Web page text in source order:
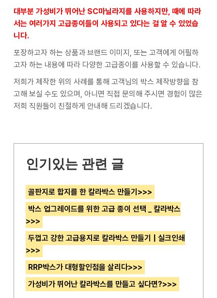
대부분 가성비가 뛰어난 SC마닐라지를 사용하지만, 때에 따라
서는 여러가지 고급종이들이 사용되고 있다는 걸 알 수 있었습
니다.
포장하고자 하는 상품과 브랜드 이미지, 또는 고객에게 어필하
고자 하는 내용에 따라 다양한 고급종이를 사용할 수 있습니다.
저희가 제작한 위의 사례를 통해 고객님의 박스 제작방향을 참
고해 보실 수도 있으며, 아니면 직접 문의해 주시면 경험이 많은
저희 직원들이 친절하게 안내해 드리겠습니다.
인기있는 관련 글
골판지로 합지를 한 칼라박스 만들기>>>
박스 업그레이드를 위한 고급 종이 선택 _ 칼라박스
>>>
두껍고 강한 고급용지로 칼라박스 만들기 | 실크인쇄
>>>
RRP박스가 대형할인점을 살리다>>>
가성비가 뛰어난 칼라박스를 만들고 싶다면?>>>